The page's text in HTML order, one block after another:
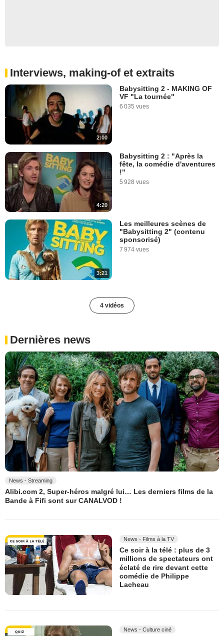
Interviews, making-of et extraits
2:00
Babysitting 2 - MAKING OF
VF "La tournée"
6 035 vues
4:20
Babysitting 2 : "Après la
fête, la comédie d'aventures
!"
5 928 vues
3:21
Les meilleures scènes de
"Babysitting 2" (contenu
sponsorisé)
7 974 vues
4 vidéos
Dernières news
News - Streaming
Alibi.com 2, Super-héros malgré lui… Les derniers films de la
Bande à Fifi sont sur CANALVOD !
News - Films à la TV
Ce soir à la télé : plus de 3
millions de spectateurs ont
éclaté de rire devant cette
comédie de Philippe
Lacheau
News - Culture ciné